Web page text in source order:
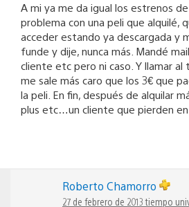
A mi ya me da igual los estrenos
problema con una peli que alquilé,
acceder estando ya descargada y
funde y dije, nunca más. Mandé
cliente etc pero ni caso. Y llamar
me sale más caro que los 3€ que
la peli. En fin, después de alquilar
plus etc…un cliente que pierden en
Roberto Chamorro
27 de febrero de 2013 tiempo